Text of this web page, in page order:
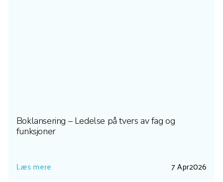
Boklansering – Ledelse på tvers av fag og
funksjoner
Læs mere 7 Apr2026